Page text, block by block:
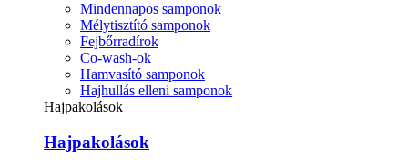
Mindennapos samponok
Mélytisztító samponok
Fejbőrradírok
Co-wash-ok
Hamvasító samponok
Hajhullás elleni samponok
Hajpakolások
Hajpakolások